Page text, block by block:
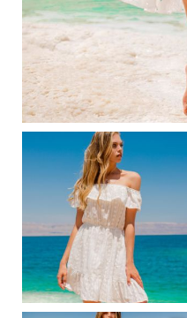
ebutikpl
Вер 1